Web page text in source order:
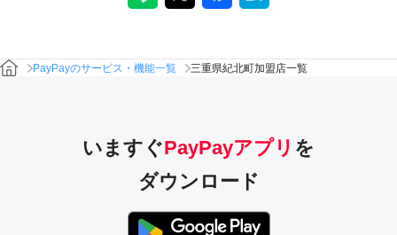
PayPayのサービス・機能一覧 三重県紀北町加盟店一覧
いますぐPayPayアプリ を
ダウンロード